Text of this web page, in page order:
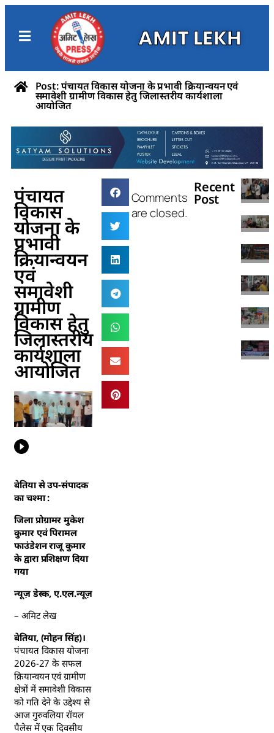
AMIT LEKH
Post: पंचायत विकास योजना के प्रभावी क्रियान्वयन एवं
समावेशी ग्रामीण विकास हेतु जिलास्तरीय कार्यशाला
आयोजित
पंचायत
विकास
योजना के
प्रभावी
क्रियान्वयन
एवं
समावेशी
ग्रामीण
विकास हेतु
जिलास्तरीय
कार्यशाला
आयोजित
बेतिया से उप-संपादक
का चश्मा :
जिला प्रोग्रामर मुकेश
कुमार एवं पिरामल
फाउंडेशन राजू कुमार
के द्वारा प्रशिक्षण दिया
गया
न्यूज़ डेस्क, ए.एल.न्यूज़
– अमिट लेख
बेतिया, (मोहन सिंह)।
पंचायत विकास योजना
2026-27 के सफल
क्रियान्वयन एवं ग्रामीण
क्षेत्रों में समावेशी विकास
को गति देने के उद्देश्य से
आज गुरुवलिया रॉयल
पैलेस में एक दिवसीय
Comments
are closed.
Recent
Post
डोज
हुआ
मिले
44
तेज
चार
शव
50
खेप
जब्त